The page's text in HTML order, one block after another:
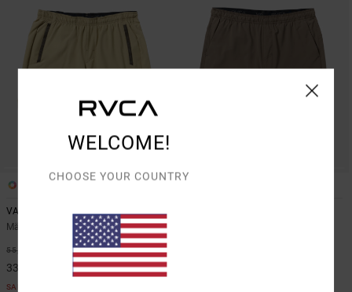
VA Sport Yogger Stretch 17"
Männer Braun Performance Shorts
55,00 €
33,00 €
SALE
WELCOME!
CHOOSE YOUR COUNTRY